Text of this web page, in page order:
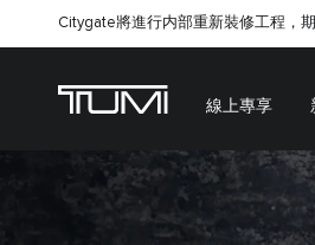
Citygate將進行内部重新裝修工程，
線上專享